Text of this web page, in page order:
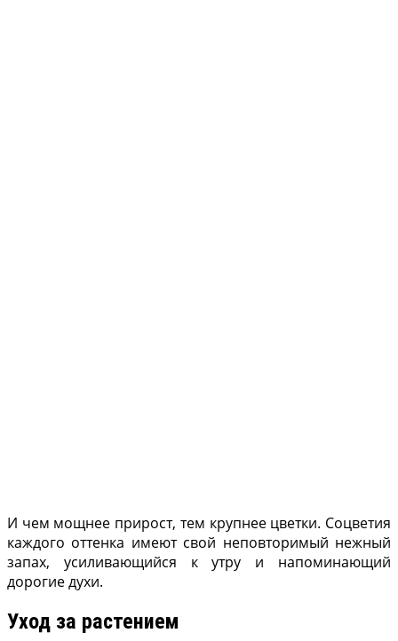
И чем мощнее прирост, тем крупнее цветки. Соцветия
каждого оттенка имеют свой неповторимый нежный
запах, усиливающийся к утру и напоминающий
дорогие духи.
Уход за растением